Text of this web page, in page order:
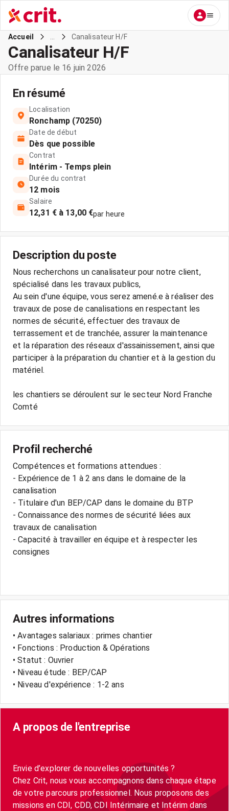
Accueil Canalisateur H/F
Canalisateur H/F
Offre parue le 16 juin 2026
En résumé
Localisation
Ronchamp (70250)
Date de début
Dès que possible
Contrat
Intérim - Temps plein
Durée du contrat
12 mois
Salaire
12,31 € à 13,00 €par heure
Description du poste
Nous recherchons un canalisateur pour notre client,
spécialisé dans les travaux publics,
Au sein d'une équipe, vous serez amené.e à réaliser des
travaux de pose de canalisations en respectant les
normes de sécurité, effectuer des travaux de
terrassement et de tranchée, assurer la maintenance
et la réparation des réseaux d'assainissement, ainsi que
participer à la préparation du chantier et à la gestion du
matériel.
les chantiers se déroulent sur le secteur Nord Franche
Comté
Profil recherché
Compétences et formations attendues :
- Expérience de 1 à 2 ans dans le domaine de la
canalisation
- Titulaire d'un BEP/CAP dans le domaine du BTP
- Connaissance des normes de sécurité liées aux
travaux de canalisation
- Capacité à travailler en équipe et à respecter les
consignes
Autres informations
• Avantages salariaux : primes chantier
• Fonctions : Production & Opérations
• Statut : Ouvrier
• Niveau étude : BEP/CAP
• Niveau d'expérience : 1-2 ans
A propos de l'entreprise
Envie d’explorer de nouvelles opportunités ?
Chez Crit, nous vous accompagnons dans chaque étape
de votre parcours professionnel. Nous proposons des
missions en CDI, CDD, CDI Intérimaire et Intérim dans